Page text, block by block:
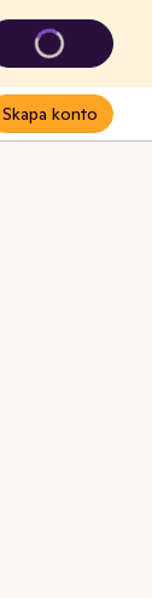
Skapa konto